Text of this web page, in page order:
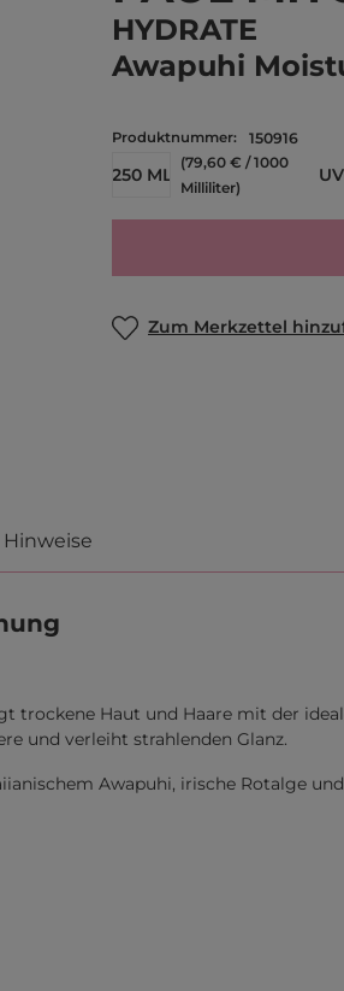
HYDRATE
Awapuhi
Produktnummer: 150916
250 ML
(79,60 € / 1000
Milliliter)
Zum Merkzettel
Hinweise
trockene Haut und Haare mit der
und verleiht strahlenden Glanz.
Awapuhi, irische Rotalge